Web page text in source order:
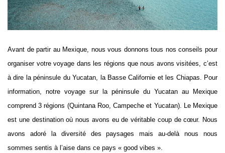
Avant de partir au Mexique, nous vous donnons tous nos conseils pour
organiser votre voyage dans les régions que nous avons visitées, c’est
à dire la péninsule du Yucatan, la Basse Californie et les Chiapas. Pour
information, notre voyage sur la péninsule du Yucatan au Mexique
comprend 3 régions (Quintana Roo, Campeche et Yucatan). Le Mexique
est une destination où nous avons eu de véritable coup de cœur. Nous
avons adoré la diversité des paysages mais au-delà nous nous
sommes sentis à l’aise dans ce pays « good vibes ».